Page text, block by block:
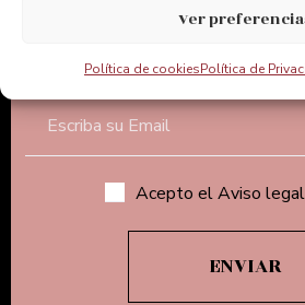
Ver
Política de cookiesPolítica de
Suscríbete a nuestra
Acepto el Aviso